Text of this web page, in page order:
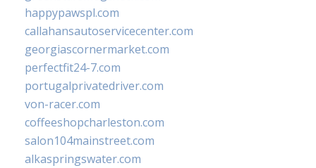
happypawspl.com
callahansautoservicecenter.com
georgiascornermarket.com
perfectfit24-7.com
portugalprivatedriver.com
von-racer.com
coffeeshopcharleston.com
salon104mainstreet.com
alkaspringswater.com